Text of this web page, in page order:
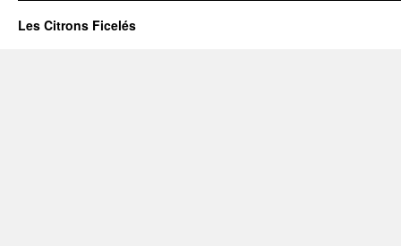
Les Citrons Ficelés